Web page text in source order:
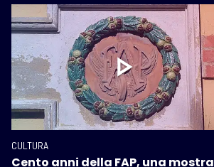
CULTURA
Cento anni della FAP, una mostra